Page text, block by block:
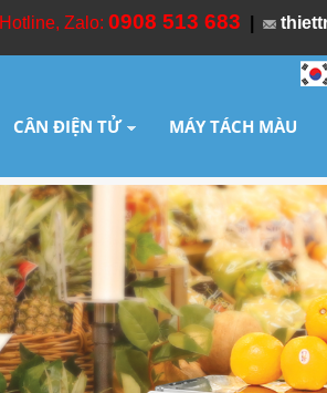
Hotline, Zalo: 0908 513 683
CÂN ĐIỆN TỬ MÁY TÁCH MÀU